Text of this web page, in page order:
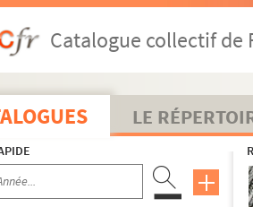
Catalogue collectif de
LE
d'après une copie de la main même de
Ms C 817 (6). [Titre absent ou non renseigné]
of the several Writs sended to the several
absent ou non renseigné]
diverses sur des sujets de toute nature,
de lettres